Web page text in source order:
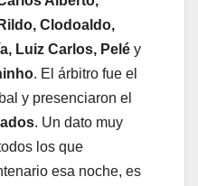
Clodoaldo,
Luiz Carlos, Pelé y
. El árbitro fue el
y presenciaron el
. Un dato muy
los que
esa noche, es